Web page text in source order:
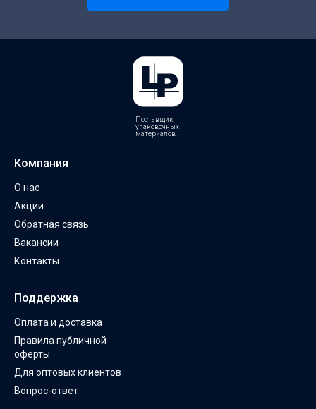
Поставщик
упаковочных
материалов
Компания
О нас
Акции
Обратная связь
Вакансии
Контакты
Поддержка
Оплата и доставка
Правила публичной
оферты
Для оптовых клиентов
Вопрос-ответ